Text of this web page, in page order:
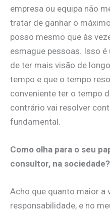
empresa ou equipa não
tratar de ganhar o
posso mesmo que às
esmague pessoas. Isso
de ter mais visão de
tempo e que o tempo
conveniente ter o tempo
contrário vai resolver
fundamental.
Como olha para o seu
consultor, na sociedade?
​Acho que quanto maior a
responsabilidade, e no